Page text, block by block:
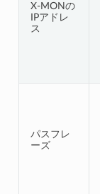
X-MONの
IPアドレ
ス
パスフレ
ーズ